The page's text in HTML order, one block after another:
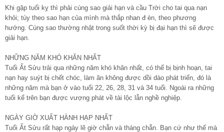
Khi gặp tuổi kỵ thì phải cúng sao giải hạn và cầu Trời cho tai qua nạn
khỏi; tùy theo sao hạn của mình mà thắp nhan đ èn, theo phương
hướng. Cúng sao thường nhật trong suốt thời kỳ bị đại hạn thì sẽ được
giải hạn.
NHỮNG NĂM KHÓ KHĂN NHẤT
Tuổi Ất Sửu trải qua những năm khó khăn nhất, có thể bị bịnh hoạn, tai
nạn hay suýt bị chết chóc, làm ăn không được dồi dào phát triển, đó là
những năm mà bạn ở vào tuổi 22, 26, 28, 31 và 34 tuổi. Ngoài ra những
tuổi kể trên bạn được vượng phát về tài lộc lẫn nghề nghiệp.
NGÀY GIỜ XUẤT HÀNH HẠP NHẤT
Tuổi Ất Sửu rất hạp ngày lẽ giờ chẵn và tháng chẵn. Bạn cứ như thế mà